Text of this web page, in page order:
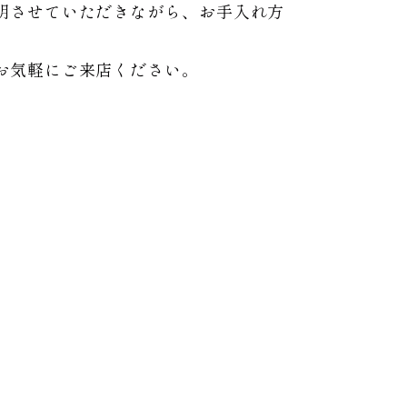
せていただきながら、お手入れ方
軽にご来店ください。